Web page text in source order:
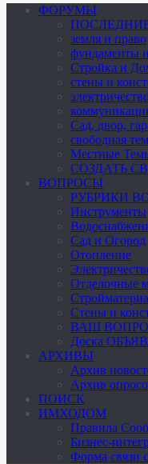
ФОРУМЫ
земля и право
фундаменты
Стройка и
стены и
Cад, двор,
свободная
Местные
СОЗДАТЬ
ВОПРОСЫ
РУБРИКИ
Инструменты
Сад и Огород
Отопление
Отделочные
Стены и
ВАШ
Доска
АРХИВЫ
Архив
Архив
ПОИСК
ИМХОДОМ
Правила
Бизнес-
Форма связи